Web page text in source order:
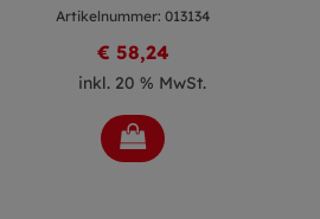
Artikelnummer: 013134
€ 58,24
inkl. 20 % MwSt.